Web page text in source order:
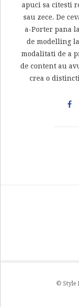
apuci sa citesti
sau zece. De
a-Porter pana
de modelling
modalitati de a
de content au
crea o
© Style